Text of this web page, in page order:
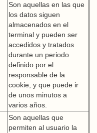
Son aquellas en las que
los datos siguen
almacenados en el
terminal y pueden ser
accedidos y tratados
durante un periodo
definido por el
responsable de la
cookie, y que puede ir
de unos minutos a
varios años.
Son aquellas que
permiten al usuario la